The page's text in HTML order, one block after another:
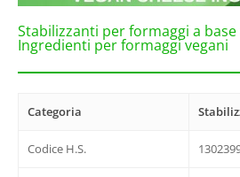
Stabilizzanti per formaggi a base
Ingredienti per formaggi vegani
Categoria
Codice H.S.